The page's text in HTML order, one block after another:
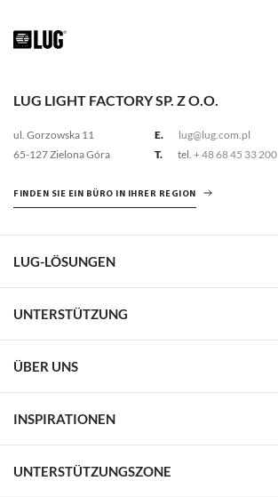
LUG LIGHT FACTORY SP. Z O.O.
ul. Gorzowska 11
65-127 Zielona Góra
E.
lug@lug.com.pl
T.
tel. + 48 68 45 33 200
FINDEN SIE EIN BÜRO IN IHRER REGION
LUG-LÖSUNGEN
UNTERSTÜTZUNG
ÜBER UNS
INSPIRATIONEN
UNTERSTÜTZUNGSZONE